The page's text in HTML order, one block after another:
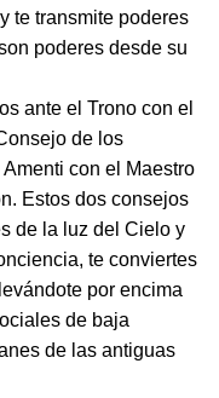
te transmite poderes
poderes desde su
ante el Trono con el
de los
con el Maestro
Estos dos consejos
de la luz del Cielo y
te conviertes
por encima
de baja
de las antiguas